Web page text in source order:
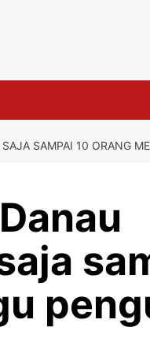
SAMPAI 10 ORANG